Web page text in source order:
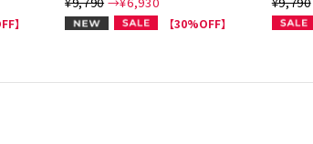
】 NEW 【30%OFF】